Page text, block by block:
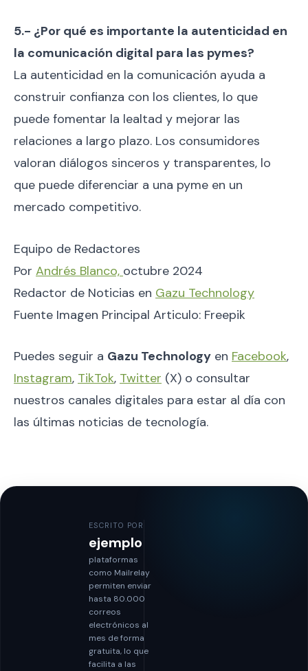
5.- ¿Por qué es importante la autenticidad en
la comunicación digital para las pymes?
La autenticidad en la comunicación ayuda a
construir confianza con los clientes, lo que
puede fomentar la lealtad y mejorar las
relaciones a largo plazo. Los consumidores
valoran diálogos sinceros y transparentes, lo
que puede diferenciar a una pyme en un
mercado competitivo.
Equipo de Redactores
Por Andrés Blanco, octubre 2024
Redactor de Noticias en Gazu Technology
Fuente Imagen Principal Articulo: Freepik
Puedes seguir a Gazu Technology en Facebook,
Instagram, TikTok, Twitter (X) o consultar
nuestros canales digitales para estar al día con
las últimas noticias de tecnología.
ESCRITO POR
ejemplo
plataformas
como Mailrelay
permiten enviar
hasta 80.000
correos
electrónicos al
mes de forma
gratuita, lo que
facilita a las